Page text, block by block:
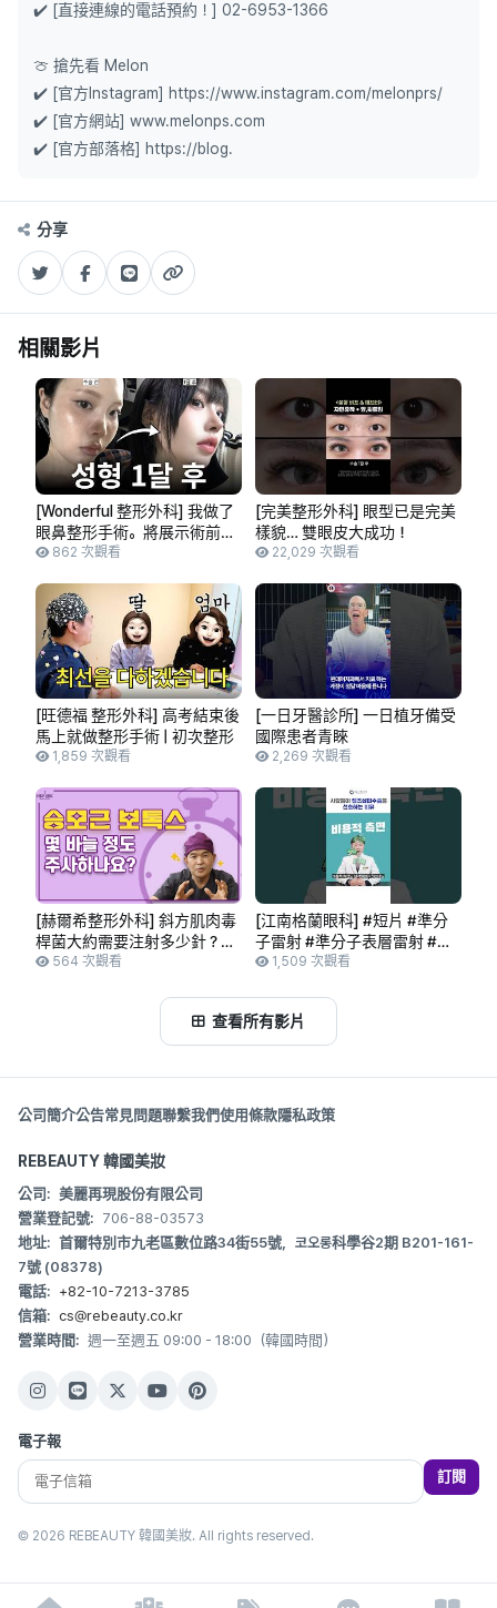
✔️ [直接連線的電話預約！] 02-6953-1366
🍈 搶先看 Melon
✔️ [官方Instagram] https://www.instagram.com/melonprs/
✔️ [官方網站] www.melonps.com
✔️ [官方部落格] https://blog.
分享
相關影片
[Wonderful 整形外科] 我做了
眼鼻整形手術。將展示術前術
後的所有情況。
862 次觀看
[完美整形外科] 眼型已是完美
樣貌… 雙眼皮大成功！
22,029 次觀看
[旺德福 整形外科] 高考結束後
馬上就做整形手術 | 初次整形
1,859 次觀看
[一日牙醫診所] 一日植牙備受
國際患者青睞
2,269 次觀看
[赫爾希整形外科] 斜方肌肉毒
桿菌大約需要注射多少針？
[一分鐘解答]
564 次觀看
[江南格蘭眼科] #短片 #準分
子雷射 #準分子表層雷射 #微
笑矯視 比 #晶體植入手術 更受
1,509 次觀看
查看所有影片
公司簡介公告常見問題聯繫我們使用條款隱私政策
REBEAUTY 韓國美妝
公司: 美麗再現股份有限公司
營業登記號: 706-88-03573
地址: 首爾特別市九老區數位路34街55號，코오롱科學谷2期 B201-161-
7號 (08378)
電話: +82-10-7213-3785
信箱: cs@rebeauty.co.kr
營業時間: 週一至週五 09:00 - 18:00（韓國時間）
電子報
訂閱
© 2026 REBEAUTY 韓國美妝. All rights reserved.